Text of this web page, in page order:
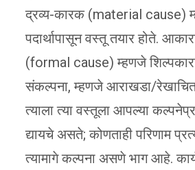
द्रव्य-कारक (material cause)
पदार्थापासून वस्तू तयार होते.
(formal cause) म्हणजे
संकल्पना, म्हणजे आराखडा/
त्याला त्या वस्तूला आपल्या
द्यायचे असते; कोणताही परिणाम
त्यामागे कल्पना असणे भाग आहे.